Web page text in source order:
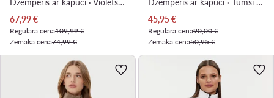
Džemperis ar kapuci · Violets · Relaxed Fit
Pašreizējā cena
67,99€
Regulārā cena109,99 €
Zemākā cena74,99 €
Džemperis ar kapuci · Tumši zils · Regular Fit
Pašreizējā cena
45,95€
Regulārā cena90,00 €
Zemākā cena50,95 €